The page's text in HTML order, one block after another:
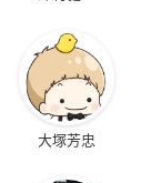
大塚芳忠